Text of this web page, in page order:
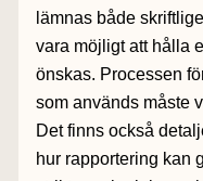
lämnas både
vara möjligt att hålla
önskas. Processen
som används måste
Det finns också
hur rapportering kan